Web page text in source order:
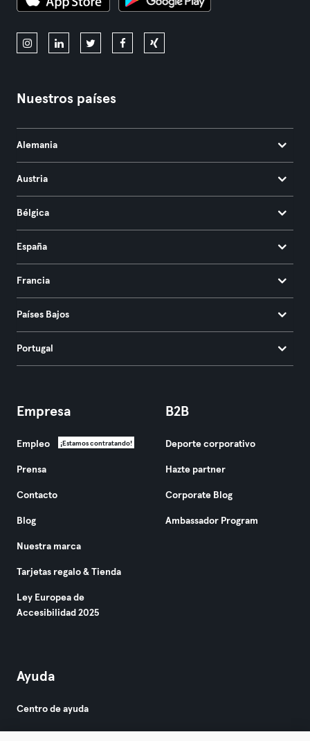
Nuestros países
Alemania
Austria
Bélgica
España
Francia
Países Bajos
Portugal
Empresa
Empleo ¡Estamos contratando!
Prensa
Contacto
Blog
Nuestra marca
Tarjetas regalo & Tienda
Ley Europea de
Accesibilidad 2025
B2B
Deporte corporativo
Hazte partner
Corporate Blog
Ambassador Program
Ayuda
Centro de ayuda